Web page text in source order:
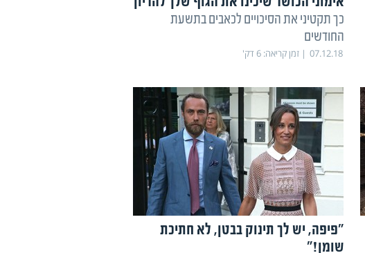
כך תקטיני את הסיכויים לכאבים בתשעת
החודשים
07.12.18 זמן קריאה:6 דק'
"פיפה, יש לך תינוק בבטן, לא חתיכת
שומן!"